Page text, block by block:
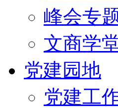
峰会专
文商学
党建园地
党建工